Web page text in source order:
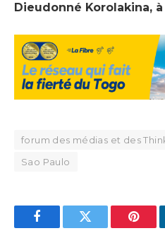
Dieudonné Korolakina,
forum des médias et des
Sao Paulo
FacebookTwitter